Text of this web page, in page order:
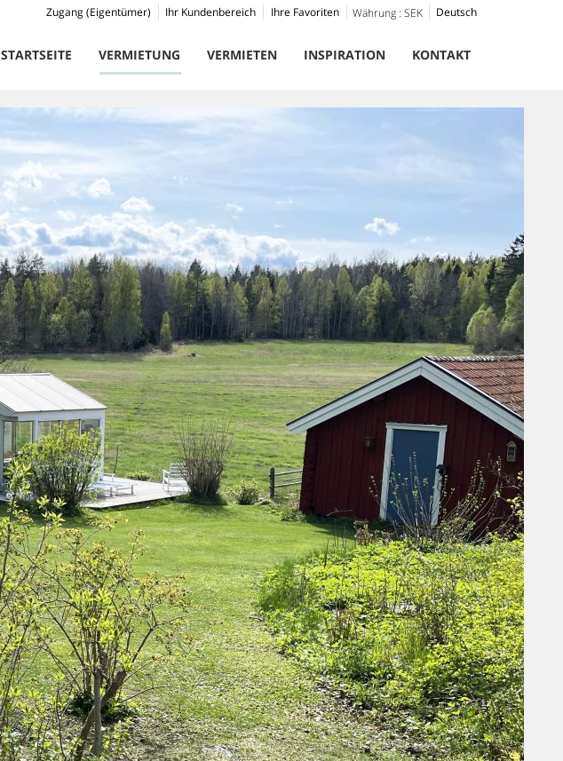
Deutsch
Währung : SEK
Ihre Favoriten
Ihr Kundenbereich
Zugang (Eigentümer)
STARTSEITE VERMIETUNG VERMIETEN INSPIRATION KONTAKT